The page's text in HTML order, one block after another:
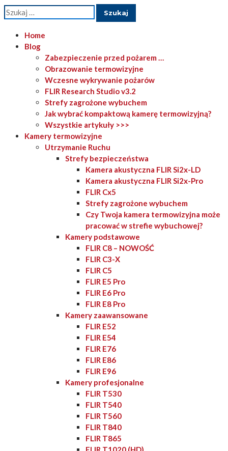
Szukaj:
Home
Blog
Zabezpieczenie przed pożarem …
Obrazowanie termowizyjne
Wczesne wykrywanie pożarów
FLIR Research Studio v3.2
Strefy zagrożone wybuchem
Jak wybrać kompaktową kamerę termowizyjną?
Wszystkie artykuły >>>
Kamery termowizyjne
Utrzymanie Ruchu
Strefy bezpieczeństwa
Kamera akustyczna FLIR Si2x-LD
Kamera akustyczna FLIR Si2x-Pro
FLIR Cx5
Strefy zagrożone wybuchem
Czy Twoja kamera termowizyjna może
pracować w strefie wybuchowej?
Kamery podstawowe
FLIR C8 – NOWOŚĆ
FLIR C3-X
FLIR C5
FLIR E5 Pro
FLIR E6 Pro
FLIR E8 Pro
Kamery zaawansowane
FLIR E52
FLIR E54
FLIR E76
FLIR E86
FLIR E96
Kamery profesjonalne
FLIR T530
FLIR T540
FLIR T560
FLIR T840
FLIR T865